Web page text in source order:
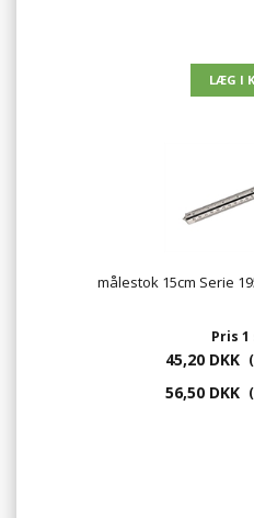
målestok 15cm Serie
Pris
45,20 DKK
56,50 DKK